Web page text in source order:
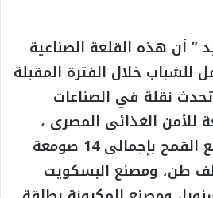
” أن هذه القلعة الصناعية
للشباب خلال الفترة المقبلة
نقلة في الصناعات
للأمن الغذائى المصرى ،
حيث أنها تضم صوامع القمح بإجمالى 14 صومعة
إنتاجية 230 ألف طن، ومصنع البسكويت